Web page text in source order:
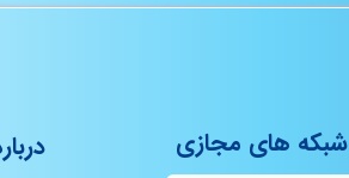
شبکه های مجازی